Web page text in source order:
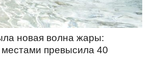
новая волна жары:
превысила 40